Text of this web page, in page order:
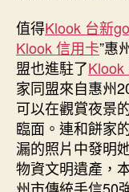
值得Klook 台新
Klook 信用卡”惠
盟也進駐了Klook
家同盟來自惠州
可以在觀賞夜景
臨面。連和餅家
漏的照片中發明
物資文明遺產，
州市傳統手信50